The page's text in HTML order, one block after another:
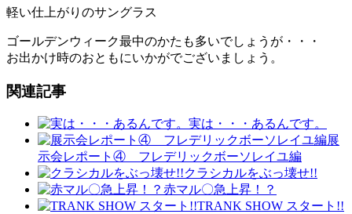
軽い仕上がりのサングラス
ゴールデンウィーク最中のかたも多いでしょうが・・・
お出かけ時のおともにいかがでございましょう。
関連記事
実は・・・あるんです。
展
示会レポート④ フレデリックボーソレイユ編
クラシカルをぶっ壊せ!!
赤マル〇急上昇！？
TRANK SHOW スタート!!